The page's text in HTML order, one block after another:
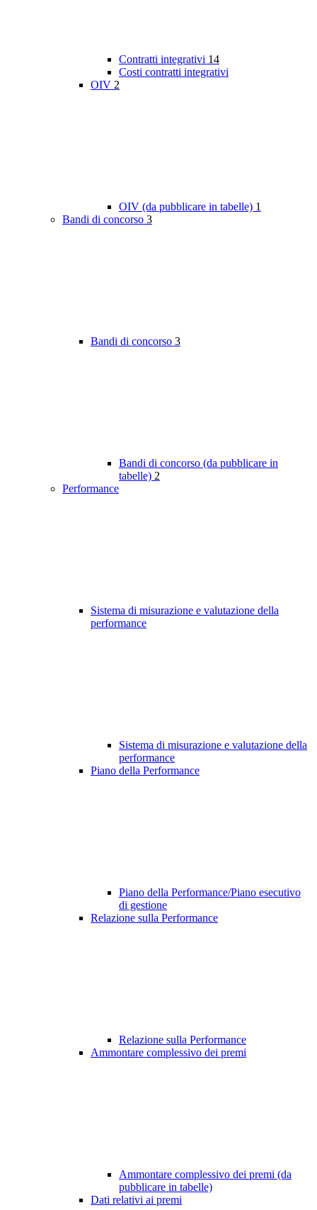
Contratti integrativi 14
Costi contratti integrativi
OIV 2
OIV (da pubblicare in tabelle) 1
Bandi di concorso 3
Bandi di concorso 3
Bandi di concorso (da pubblicare in
tabelle) 2
Performance
Sistema di misurazione e valutazione della
performance
Sistema di misurazione e valutazione della
performance
Piano della Performance
Piano della Performance/Piano esecutivo
di gestione
Relazione sulla Performance
Relazione sulla Performance
Ammontare complessivo dei premi
Ammontare complessivo dei premi (da
pubblicare in tabelle)
Dati relativi ai premi